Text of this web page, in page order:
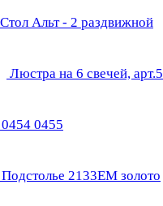
Стол Альт - 2 раздвижной
Люстра на 6 свечей,
0455
Подстолье 2133EM золото